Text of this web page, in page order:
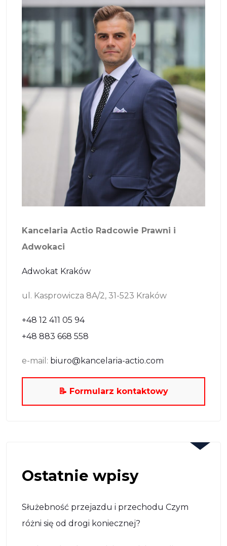
Kancelaria Actio Radcowie Prawni i
Adwokaci
Adwokat Kraków
ul. Kasprowicza 8A/2, 31-523 Kraków
+48 12 411 05 94
+48 883 668 558
e-mail: biuro@kancelaria-actio.com
📝 Formularz kontaktowy
Ostatnie wpisy
Służebność przejazdu i przechodu Czym
różni się od drogi koniecznej?